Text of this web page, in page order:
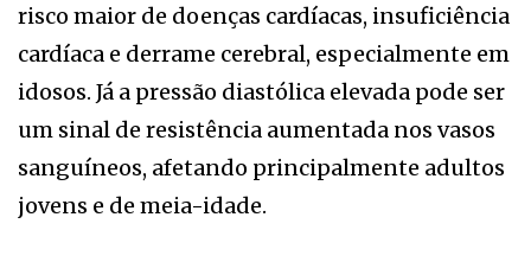
risco maior de doenças cardíacas, insuficiência
cardíaca e derrame cerebral, especialmente em
idosos. Já a pressão diastólica elevada pode ser
um sinal de resistência aumentada nos vasos
sanguíneos, afetando principalmente adultos
jovens e de meia-idade.